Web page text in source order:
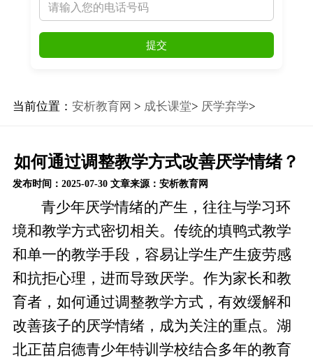
提交
当前位置： 安析教育网 > 成长课堂> 厌学弃学>
如何通过调整教学方式改善厌学情绪？
发布时间：2025-07-30 文章来源：安析教育网
青少年厌学情绪的产生，往往与学习环
境和教学方式密切相关。传统的填鸭式教学
和单一的教学手段，容易让学生产生疲劳感
和抗拒心理，进而导致厌学。作为家长和教
育者，如何通过调整教学方式，有效缓解和
改善孩子的厌学情绪，成为关注的重点。湖
北正苗启德青少年特训学校结合多年的教育